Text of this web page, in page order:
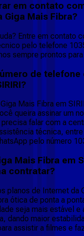
em contato
Mais Fibra?
Entre em contato
pelo telefone
sempre prontos
de telefone
Mais Fibra em
queira assinar um
falar com a
técnica,
pelo número
Mais Fibra em
contratar?
planos de Internet da
ótica de ponta a
seja mais estável e
dando maior
assistir a filmes e